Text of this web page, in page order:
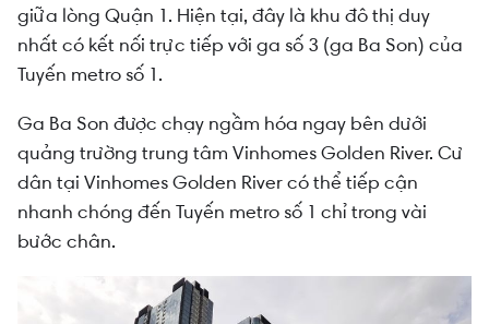
giữa lòng Quận 1. Hiện tại, đây là khu đô thị duy
nhất có kết nối trực tiếp với ga số 3 (ga Ba Son) của
Tuyến metro số 1.
Ga Ba Son được chạy ngầm hóa ngay bên dưới
quảng trường trung tâm Vinhomes Golden River. Cư
dân tại Vinhomes Golden River có thể tiếp cận
nhanh chóng đến Tuyến metro số 1 chỉ trong vài
bước chân.